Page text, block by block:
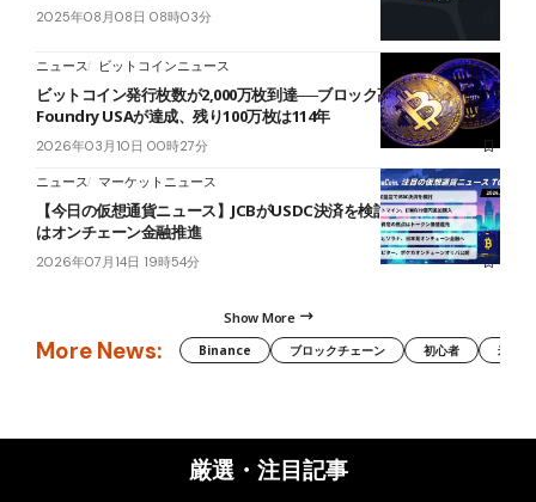
2025年08月08日 08時03分
ニュース ビットコインニュース
ビットコイン発行枚数が2,000万枚到達──ブロック高939,999で
Foundry USAが達成、残り100万枚は114年
2026年03月10日 00時27分
ニュース マーケットニュース
【今日の仮想通貨ニュース】JCBがUSDC決済を検討｜SBI・ソラナ
はオンチェーン金融推進
2026年07月14日 19時54分
Show More
More News: Binance ブロックチェーン 初心者 米国
厳選・注目記事